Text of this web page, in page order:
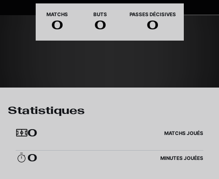
MATCHS
0
BUTS
0
PASSES DÉCISIVES
0
Statistiques
0
MATCHS JOUÉS
0 MINUTES JOUÉES